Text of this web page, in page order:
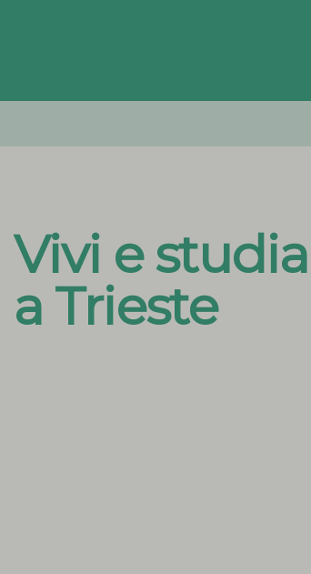
Vivi e studia
a Trieste